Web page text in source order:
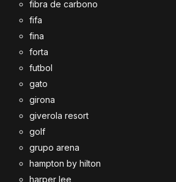
fibra de carbono
fifa
fina
forta
futbol
gato
girona
giverola resort
golf
grupo arena
hampton by hilton
harper lee